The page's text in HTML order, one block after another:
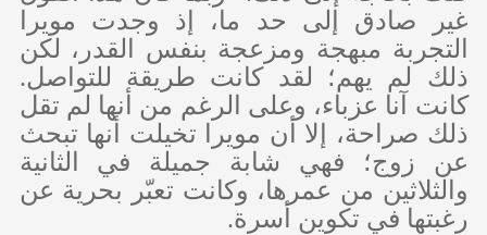
غير صادق إلى حد ما، إذ وجدت مويرا
التجربة مبهجة ومزعجة بنفس القدر، لكن
ذلك لم يهم؛ لقد كانت طريقة للتواصل.
كانت آنا عزباء، وعلى الرغم من أنها لم تقل
ذلك صراحة، إلا أن مويرا تخيلت أنها تبحث
عن زوج؛ فهي شابة جميلة في الثانية
والثلاثين من عمرها، وكانت تعبّر بحرية عن
رغبتها في تكوين أسرة.